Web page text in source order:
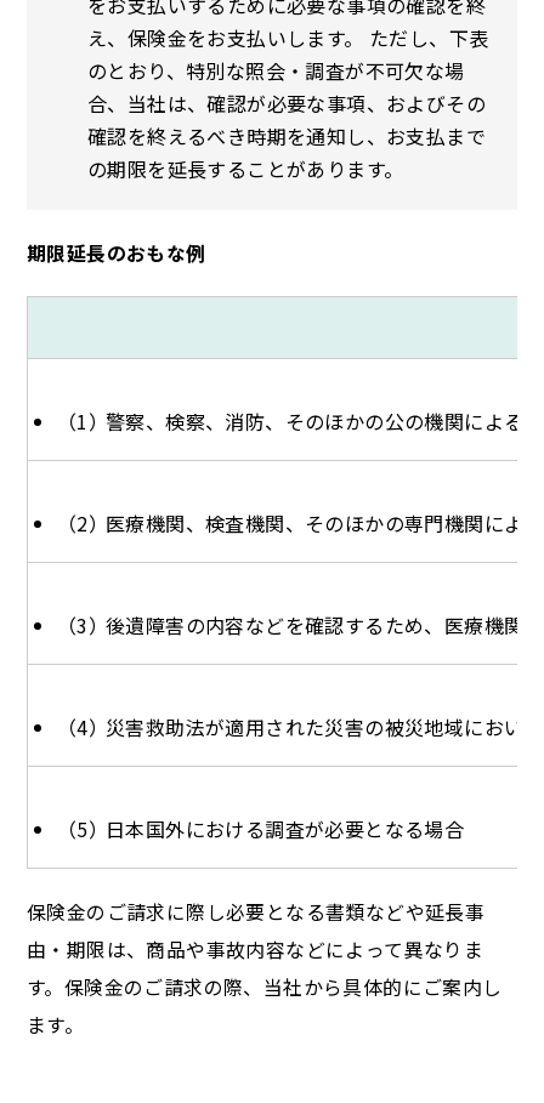
え、保険金をお支払いします。 ただし、下表
のとおり、特別な照会・調査が不可欠な場
合、当社は、確認が必要な事項、およびその
確認を終えるべき時期を通知し、お支払まで
の期限を延長することがあります。
期限延長のおもな例
警察、検察、消防、そのほかの公の機関による
医療機関、検査機関、そのほかの専門機関によ
後遺障害の内容などを確認するため、医療機関
災害救助法が適用された災害の被災地域におい
日本国外における調査が必要となる場合
保険金のご請求に際し必要となる書類などや延長事
由・期限は、商品や事故内容などによって異なりま
す。保険金のご請求の際、当社から具体的にご案内し
ます。